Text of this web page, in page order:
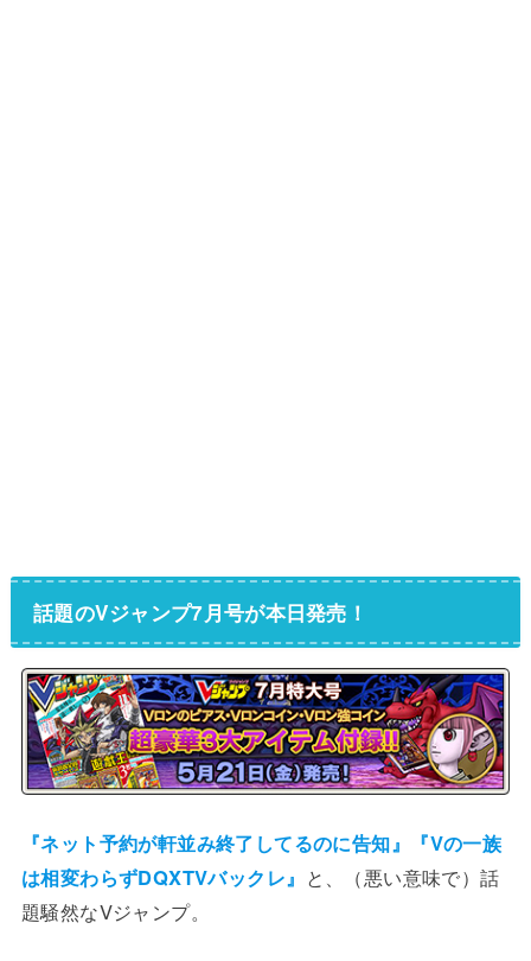
話題のVジャンプ7月号が本日発売！
『ネット予約が軒並み終了してるのに告知』『Vの一族
は相変わらずDQXTVバックレ』 と、（悪い意味で）話
題騒然なVジャンプ。